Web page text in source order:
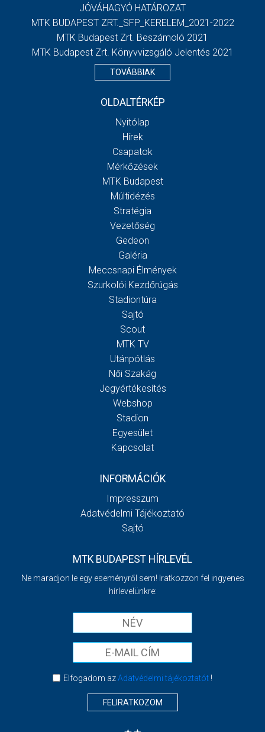
JÓVÁHAGYÓ HATÁROZAT
MTK BUDAPEST ZRT._SFP_KERELEM_2021-2022
MTK Budapest Zrt. Beszámoló 2021
MTK Budapest Zrt. Könyvvizsgáló Jelentés 2021
TOVÁBBIAK
OLDALTÉRKÉP
Nyitólap
Hírek
Csapatok
Mérkőzések
MTK Budapest
Múltidézés
Stratégia
Vezetőség
Gedeon
Galéria
Meccsnapi Élmények
Szurkolói Kezdőrúgás
Stadiontúra
Sajtó
Scout
MTK TV
Utánpótlás
Női Szakág
Jegyértékesítés
Webshop
Stadion
Egyesület
Kapcsolat
INFORMÁCIÓK
Impresszum
Adatvédelmi Tájékoztató
Sajtó
MTK BUDAPEST HÍRLEVÉL
Ne maradjon le egy eseményről sem! Iratkozzon fel ingyenes
hírlevelünkre:
Elfogadom azAdatvédelmi tájékoztatót!
FELIRATKOZOM